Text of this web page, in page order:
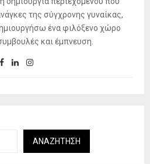
της σύγχρονης γυναίκας,
ένα φιλόξενο χώρο
και έμπνευση.
ΑΝΑΖΉΤΗΣΗ